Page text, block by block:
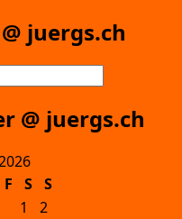
juergs.ch
@ juergs.ch
F S
S
1
2